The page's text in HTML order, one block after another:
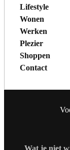
Lifestyle
Wonen
Werken
Plezier
Shoppen
Contact